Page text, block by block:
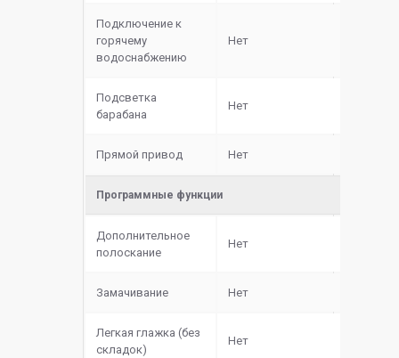
Подключение к
горячему
водоснабжению
Нет
Подсветка
барабана
Нет
Прямой привод Нет
Программные функции
Дополнительное
полоскание
Нет
Замачивание Нет
Легкая глажка (без
складок)
Нет